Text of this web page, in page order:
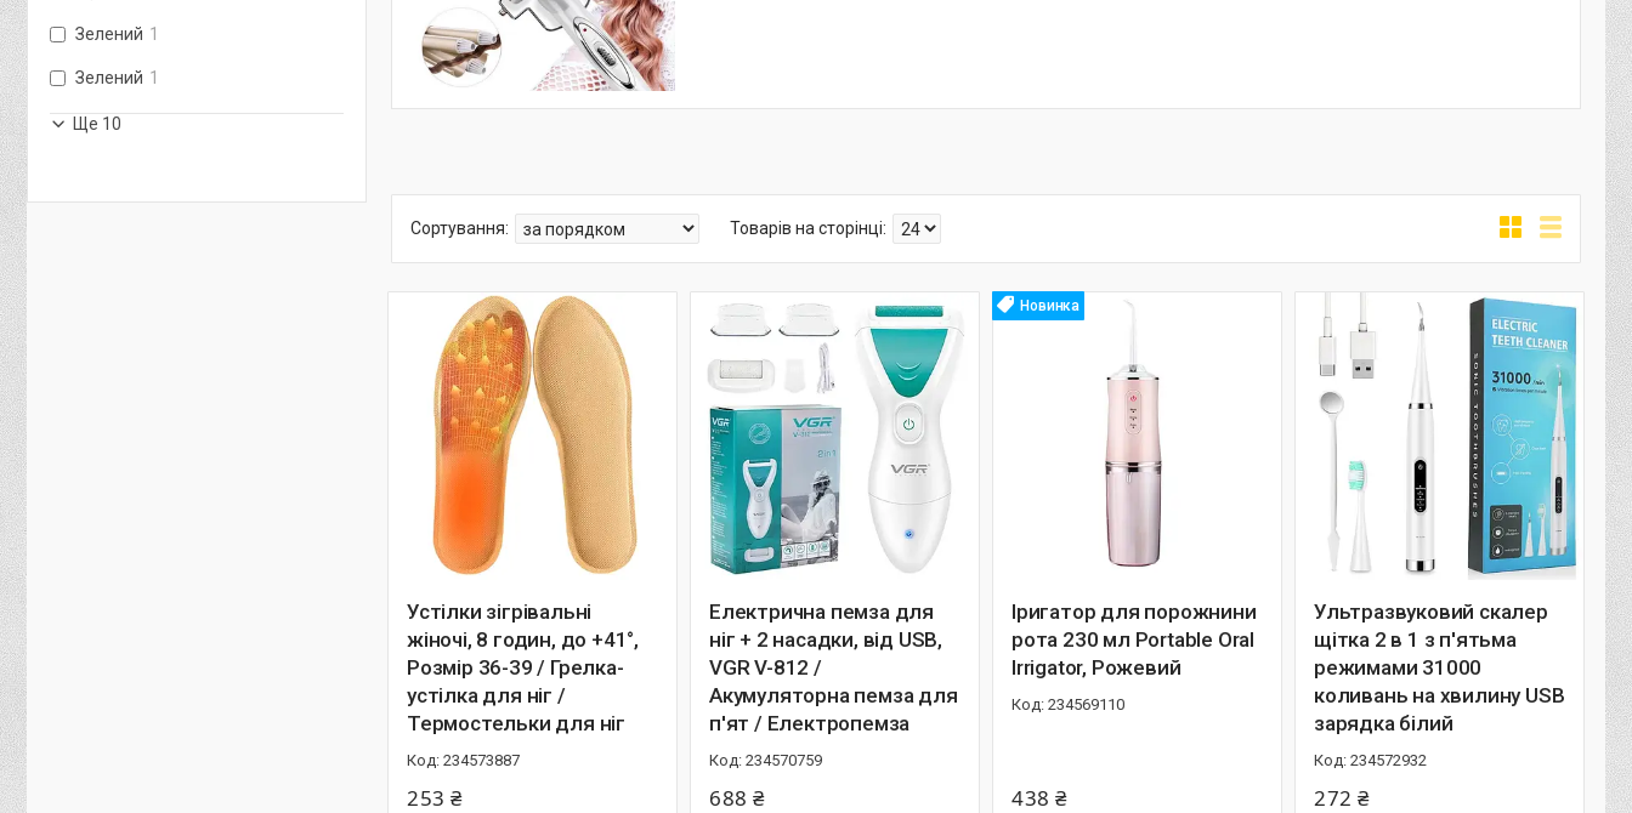
Устілки зігрівальні
жіночі, 8 годин, до +41°,
Розмір 36-39 / Грелка-
устілка для ніг /
Термостельки для ніг
234573887
253 ₴
Електрична пемза для
ніг + 2 насадки, від USB,
VGR V-812 /
Акумуляторна пемза для
п'ят / Електропемза
234570759
688 ₴
Новинка
Іригатор для порожнини
рота 230 мл Portable Oral
Irrigator, Рожевий
234569110
438 ₴
Ультразвуковий скалер
щітка 2 в 1 з п'ятьма
режимами 31000
коливань на хвилину USB
зарядка білий
234572932
272 ₴
Зелений 1
Зелений 1
Ще 10